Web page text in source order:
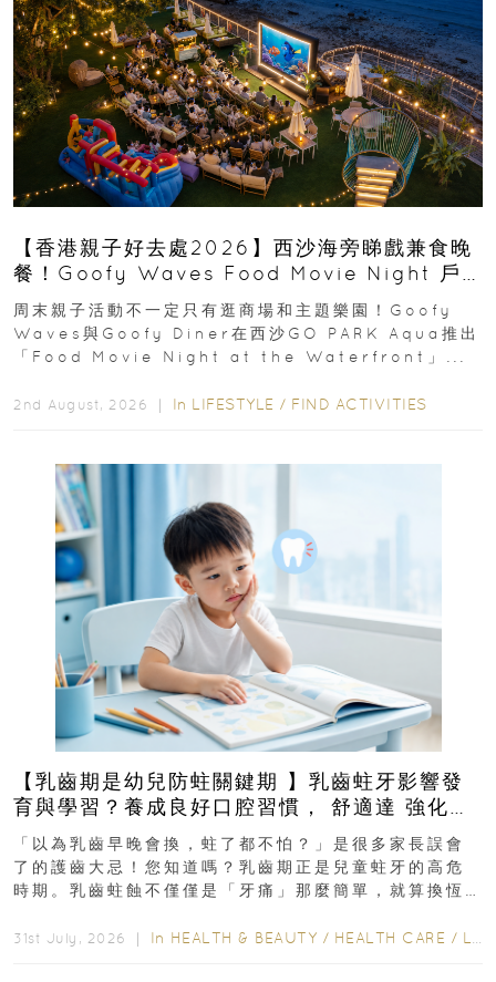
【香港親子好去處2026】西沙海旁睇戲兼食晚
餐！Goofy Waves Food Movie Night 戶
外影院逢週末登場
周末親子活動不一定只有逛商場和主題樂園！Goofy
Waves與Goofy Diner在西沙GO PARK Aqua推出
「Food Movie Night at the Waterfront」...
2nd August, 2026 ｜ In LIFESTYLE / FIND ACTIVITIES
【乳齒期是幼兒防蛀關鍵期 】乳齒蛀牙影響發
育與學習？養成良好口腔習慣， 舒適達 強化琺
瑯質 兒童牙膏防護指南
「以為乳齒早晚會換，蛀了都不怕？」是很多家長誤會
了的護齒大忌！您知道嗎？乳齒期正是兒童蛀牙的高危
時期。乳齒蛀蝕不僅僅是「牙痛」那麼簡單，就算換恆
31st July, 2026 ｜ In HEALTH & BEAUTY / HEALTH CARE / LIFESTYLE